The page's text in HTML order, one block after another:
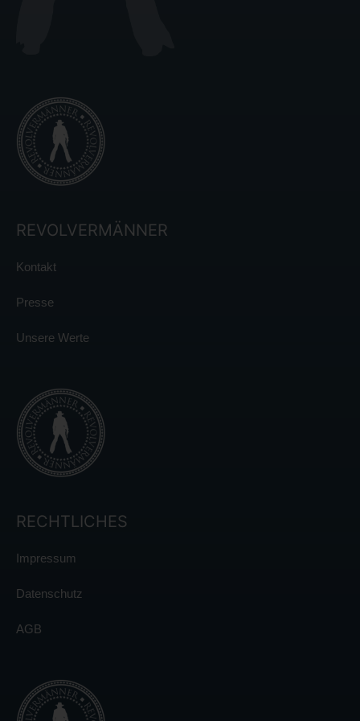
REVOLVERMÄNNER
Kontakt
Presse
Unsere Werte
RECHTLICHES
Impressum
Datenschutz
AGB